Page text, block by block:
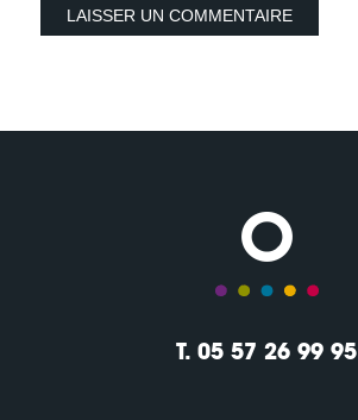
T. 05 57 26 99 95